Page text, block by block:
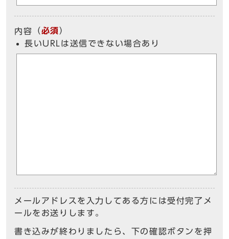
内容 （必須）
長いURLは送信できない場合あり
メールアドレスを入力してある方には受付完了メ
ールをお送りします。
書き込みが終わりましたら、下の確認ボタンを押